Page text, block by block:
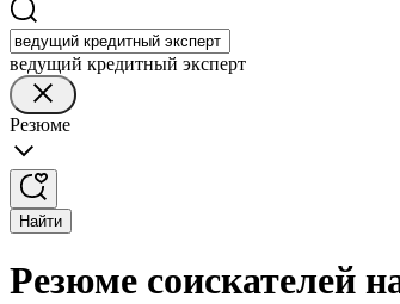
ведущий кредитный эксперт
Резюме
Найти
Резюме соискателей